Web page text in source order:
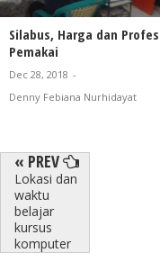
Silabus, Harga dan
Pemakai
Dec 28, 2018 -
Denny Febiana Nurhidayat
« PREV
Lokasi dan
waktu
belajar
kursus
komputer